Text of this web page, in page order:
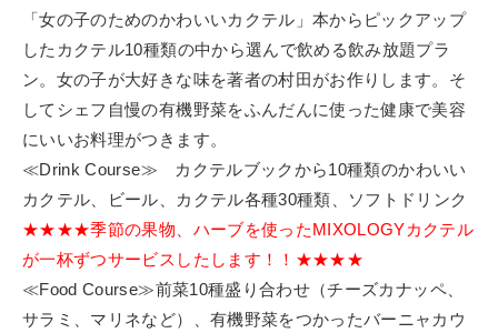
「女の子のためのかわいいカクテル」本からピックアップ
したカクテル10種類の中から選んで飲める飲み放題プラ
ン。女の子が大好きな味を著者の村田がお作りします。そ
してシェフ自慢の有機野菜をふんだんに使った健康で美容
にいいお料理がつきます。
≪Drink Course≫ カクテルブックから10種類のかわいい
カクテル、ビール、カクテル各種30種類、ソフトドリンク
★★★★季節の果物、ハーブを使ったMIXOLOGYカクテル
が一杯ずつサービスしたします！！★★★★
≪Food Course≫前菜10種盛り合わせ（チーズカナッペ、
サラミ、マリネなど）、有機野菜をつかったバーニャカウ